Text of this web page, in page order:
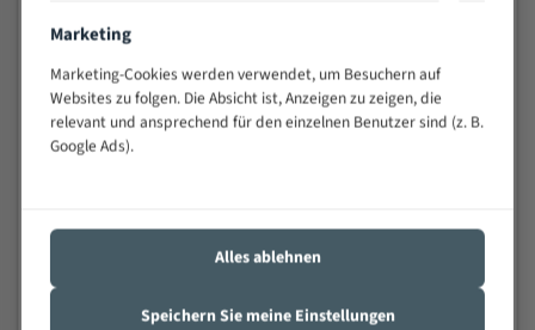
Äußerst verschleißfest
Technische Beschreibung:
Positiver Spanwinkel
Spezielle Zahngeometrie und Zahnteilung
Marketing
Marketing-Cookies werden verwendet, um Besuchern auf
Websites zu folgen. Die Absicht ist, Anzeigen zu zeigen, die
relevant und ansprechend für den einzelnen Benutzer sind (z. B.
Google Ads).
Alles ablehnen
Speichern Sie meine Einstellungen